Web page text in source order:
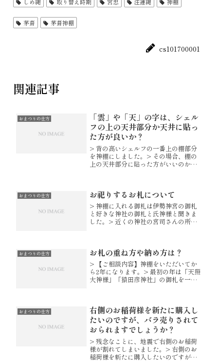
茅葺 茅葺神棚
cs101700001
関連記事
おまつりの仕方
「雲」や「天」の字は、シェル
フの上の天井部分か天井に貼っ
た方が良いか？
> 背の高いシェルフの一番上の棚部分
を神棚にしました。> その場合、棚の
上の天井部分に貼った方がいいのか>
字を貼り付けてお祀り頂いてい...
おまつりの仕方 お祀りするお札について
> 神棚に入れる御札は伊勢神宮の御札
と好きな神社の御札と氏神様と聞きま
した。> 近くの神社の宮司さんの所に
近い神社の御札を入れれば良いの...
おまつりの仕方 お札の重ね方や納め方は？
> 【ご相談内容】神棚をいただいてか
ら2年になります。> 最初の年は「天照
大神様」「猿田彦神社」の御札を一社
せん・・名前にかからないよ...
おまつりの仕方
右側のお稲荷様を新たに購入し
たいのですが、バラ売りされて
おられますでしょうか？
> 残念なことに、地震で右側のお稲荷
様が割れてしまいました。> 右側のお
稲荷様を新たに購入したいのですが、